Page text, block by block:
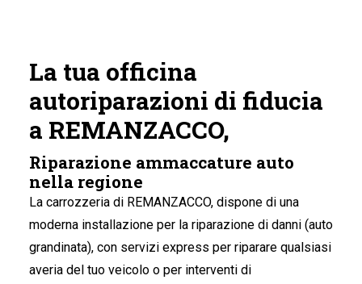
La tua officina
autoriparazioni di fiducia
a REMANZACCO,
Riparazione ammaccature auto
nella regione
La carrozzeria di REMANZACCO, dispone di una
moderna installazione per la riparazione di danni (auto
grandinata), con servizi express per riparare qualsiasi
averia del tuo veicolo o per interventi di